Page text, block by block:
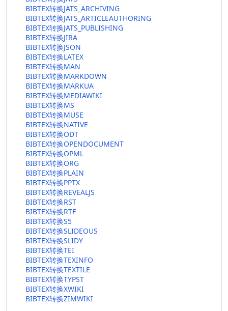
BIBTEX转换JATS_ARCHIVING
BIBTEX转换JATS_ARTICLEAUTHORING
BIBTEX转换JATS_PUBLISHING
BIBTEX转换JIRA
BIBTEX转换JSON
BIBTEX转换LATEX
BIBTEX转换MAN
BIBTEX转换MARKDOWN
BIBTEX转换MARKUA
BIBTEX转换MEDIAWIKI
BIBTEX转换MS
BIBTEX转换MUSE
BIBTEX转换NATIVE
BIBTEX转换ODT
BIBTEX转换OPENDOCUMENT
BIBTEX转换OPML
BIBTEX转换ORG
BIBTEX转换PLAIN
BIBTEX转换PPTX
BIBTEX转换REVEALJS
BIBTEX转换RST
BIBTEX转换RTF
BIBTEX转换S5
BIBTEX转换SLIDEOUS
BIBTEX转换SLIDY
BIBTEX转换TEI
BIBTEX转换TEXINFO
BIBTEX转换TEXTILE
BIBTEX转换TYPST
BIBTEX转换XWIKI
BIBTEX转换ZIMWIKI